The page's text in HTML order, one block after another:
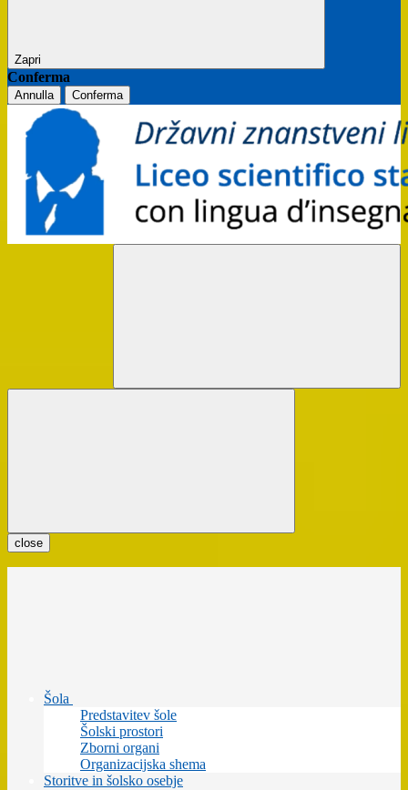
Zapri
Conferma
Annulla Conferma
close
Šola
Predstavitev šole
Šolski prostori
Zborni organi
Organizacijska shema
Storitve in šolsko osebje